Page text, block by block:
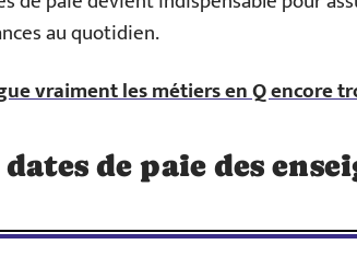
au quotidien.
vraiment les métiers en Q encore
de paie des